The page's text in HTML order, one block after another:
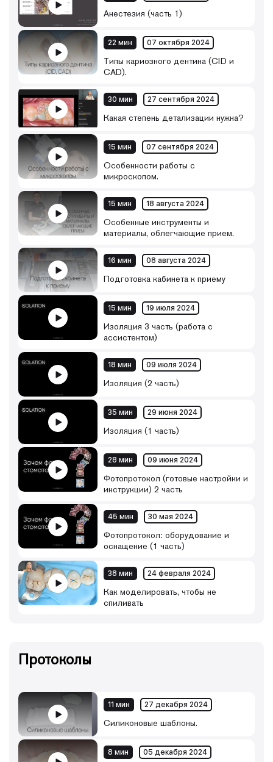
Анестезия (часть 1)
22 мин 07 октября 2024
Типы кариозного дентина (CID и
CAD).
30 мин 27 сентября 2024
Какая степень детализации нужна?
15 мин 07 сентября 2024
Особенности работы с
микроскопом.
15 мин 18 августа 2024
Особенные инструменты и
материалы, облегчающие прием.
16 мин 08 августа 2024
Подготовка кабинета к приему
15 мин 19 июля 2024
Изоляция 3 часть (работа с
ассистентом)
18 мин 09 июля 2024
Изоляция (2 часть)
35 мин 29 июня 2024
Изоляция (1 часть)
28 мин 09 июня 2024
Фотопротокол (готовые настройки и
инструкции) 2 часть
45 мин 30 мая 2024
Фотопротокол: оборудование и
оснащение (1 часть)
38 мин 24 февраля 2024
Как моделировать, чтобы не
спиливать
Протоколы
11 мин 27 декабря 2024
Силиконовые шаблоны.
8 мин 05 декабря 2024